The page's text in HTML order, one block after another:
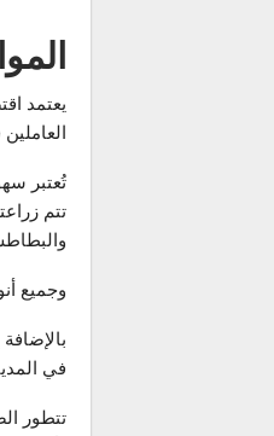
يعتمد
تتم
وجميع
في